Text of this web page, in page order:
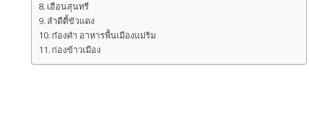
เฮือนสุนทรี
ลำดีตี้ขัวแดง
ก๋องคํา อาหารพื้นเมืองแม่ริม
ก่องข้าวเมือง